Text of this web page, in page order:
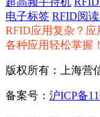
电子标签 RFID阅
RFID应用复杂？应
各种应用轻松掌握
版权所有：上海营
备案号： 沪ICP备